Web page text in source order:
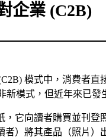
企業 (C2B)
模式中，消費者直
新模式，但近年來已發
，它向讀者購買並刊登
）將其產品（照片）